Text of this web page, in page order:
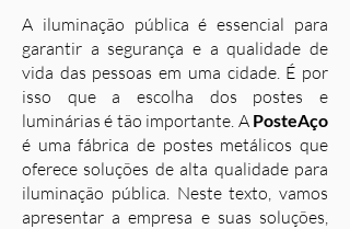
A iluminação pública é essencial para
garantir a segurança e a qualidade de
vida das pessoas em uma cidade. É por
isso que a escolha dos postes e
luminárias é tão importante. A PosteAço
é uma fábrica de postes metálicos que
oferece soluções de alta qualidade para
iluminação pública. Neste texto, vamos
apresentar a empresa e suas soluções,